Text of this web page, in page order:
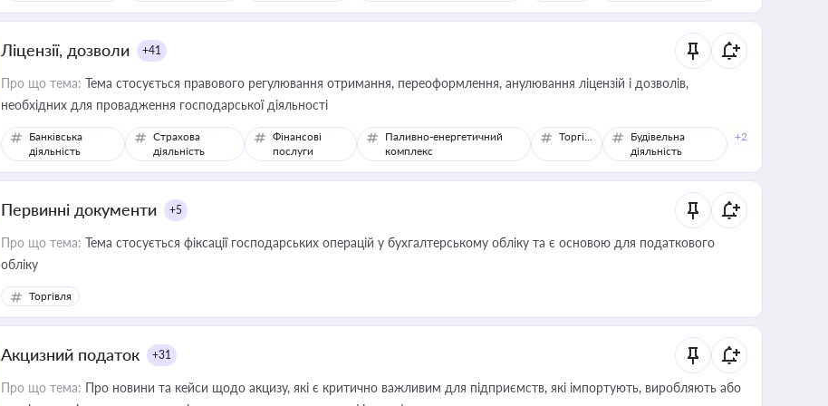
Ліцензії, дозволи +41
Про що тема: Тема стосується правового регулювання отримання, переоформлення, анулювання ліцензій і дозволів,
необхідних для провадження господарської діяльності
Банківська
діяльність
Страхова
діяльність
Фінансові
послуги
Паливно-енергетичний
комплекс
Торгівля
Будівельна
діяльність
+2
Первинні документи +5
Про що тема: Тема стосується фіксації господарських операцій у бухгалтерському обліку та є основою для податкового
обліку
Торгівля
Акцизний податок +31
Про що тема: Про новини та кейси щодо акцизу, які є критично важливим для підприємств, які імпортують, виробляють або